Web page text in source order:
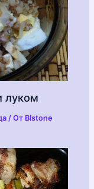
луком
/ От Blstone